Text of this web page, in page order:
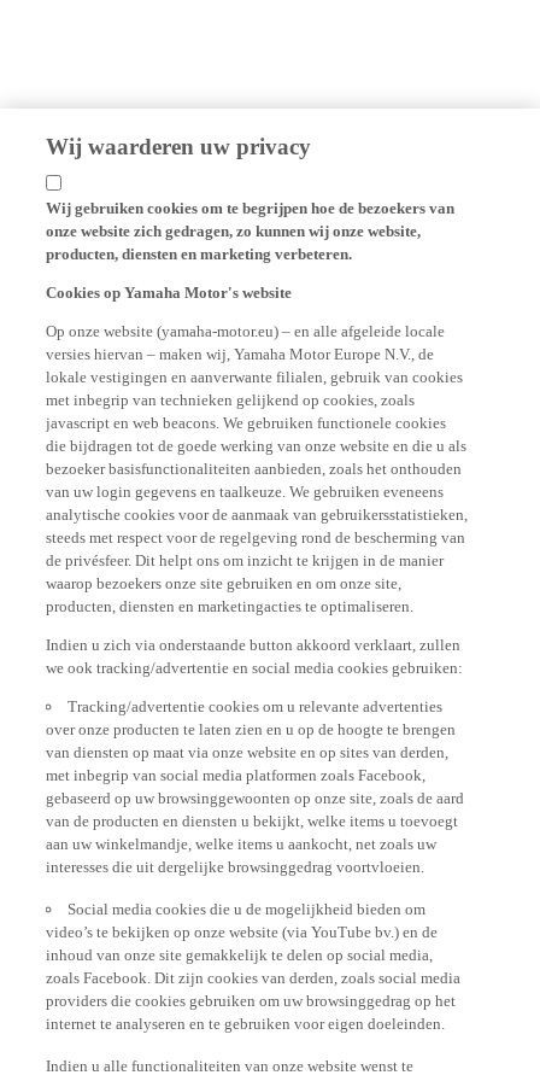
Wij waarderen uw privacy
Wij gebruiken cookies om te begrijpen hoe de bezoekers van
onze website zich gedragen, zo kunnen wij onze website,
producten, diensten en marketing verbeteren.
Cookies op Yamaha Motor's website
Op onze website (yamaha-motor.eu) – en alle afgeleide locale
versies hiervan – maken wij, Yamaha Motor Europe N.V., de
lokale vestigingen en aanverwante filialen, gebruik van cookies
met inbegrip van technieken gelijkend op cookies, zoals
javascript en web beacons. We gebruiken functionele cookies
die bijdragen tot de goede werking van onze website en die u als
bezoeker basisfunctionaliteiten aanbieden, zoals het onthouden
van uw login gegevens en taalkeuze. We gebruiken eveneens
analytische cookies voor de aanmaak van gebruikersstatistieken,
steeds met respect voor de regelgeving rond de bescherming van
de privésfeer. Dit helpt ons om inzicht te krijgen in de manier
waarop bezoekers onze site gebruiken en om onze site,
producten, diensten en marketingacties te optimaliseren.
Indien u zich via onderstaande button akkoord verklaart, zullen
we ook tracking/advertentie en social media cookies gebruiken:
Tracking/advertentie cookies om u relevante advertenties
over onze producten te laten zien en u op de hoogte te brengen
van diensten op maat via onze website en op sites van derden,
met inbegrip van social media platformen zoals Facebook,
gebaseerd op uw browsinggewoonten op onze site, zoals de aard
van de producten en diensten u bekijkt, welke items u toevoegt
aan uw winkelmandje, welke items u aankocht, net zoals uw
interesses die uit dergelijke browsinggedrag voortvloeien.
Social media cookies die u de mogelijkheid bieden om
video’s te bekijken op onze website (via YouTube bv.) en de
inhoud van onze site gemakkelijk te delen op social media,
zoals Facebook. Dit zijn cookies van derden, zoals social media
providers die cookies gebruiken om uw browsinggedrag op het
internet te analyseren en te gebruiken voor eigen doeleinden.
Indien u alle functionaliteiten van onze website wenst te